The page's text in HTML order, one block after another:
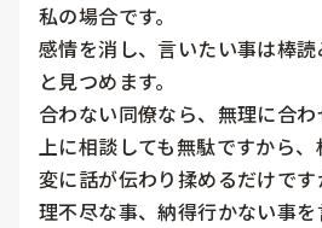
私の場合です。
感情を消し、言いたい事は棒
と見つめます。
合わない同僚なら、無理に合わ
上に相談しても無駄ですから、
変に話が伝わり揉めるだけです
理不尽な事、納得行かない事を